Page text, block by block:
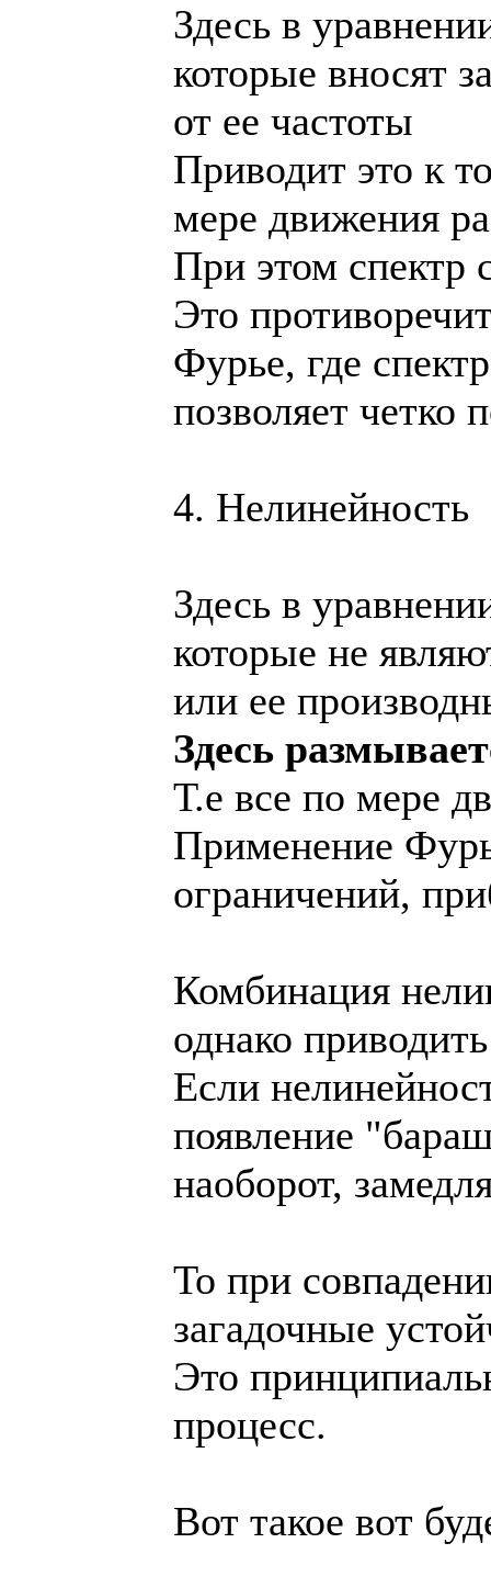
Здесь в
которые вносят
от ее частоты
Приводит это к
мере движения
При этом спектр
Это
Фурье, где
позволяет четко
4. Нелинейность
Здесь в
которые не
или ее
Здесь
Т.е все по мере
Применение
ограничений,
Комбинация
однако
Если
появление
наоборот,
То при
загадочные
Это
процесс.
Вот такое вот